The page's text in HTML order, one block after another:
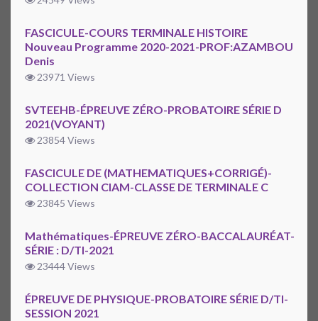
FASCICULE-COURS TERMINALE HISTOIRE
Nouveau Programme 2020-2021-PROF:AZAMBOU
Denis
23971 Views
SVTEEHB-ÉPREUVE ZÉRO-PROBATOIRE SÉRIE D
2021(VOYANT)
23854 Views
FASCICULE DE (MATHEMATIQUES+CORRIGÉ)-
COLLECTION CIAM-CLASSE DE TERMINALE C
23845 Views
Mathématiques-ÉPREUVE ZÉRO-BACCALAURÉAT-
SÉRIE : D/TI-2021
23444 Views
ÉPREUVE DE PHYSIQUE-PROBATOIRE SÉRIE D/TI-
SESSION 2021